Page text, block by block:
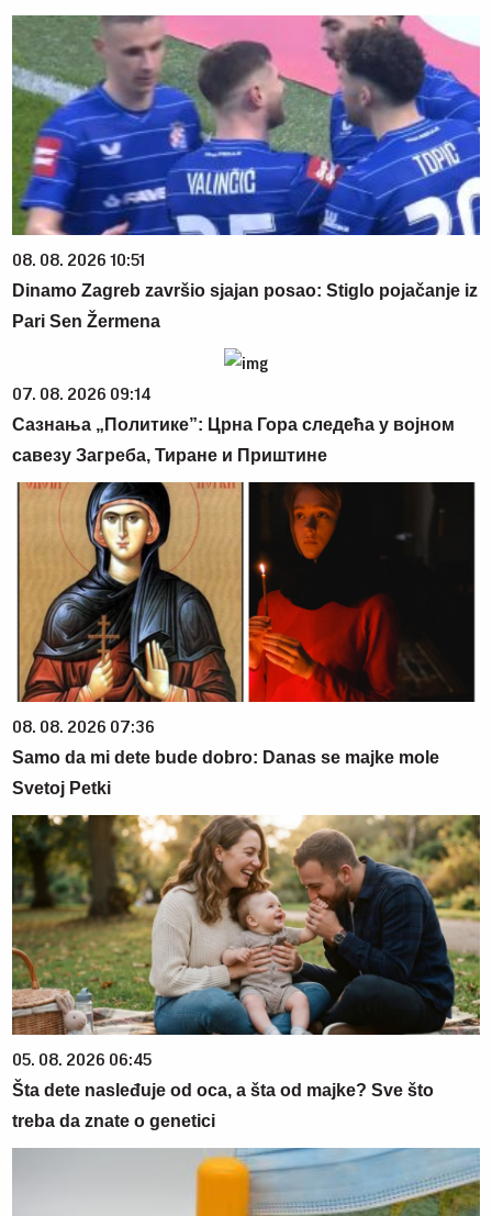
08. 08. 2026 10:51
Dinamo Zagreb završio sjajan posao: Stiglo pojačanje iz
Pari Sen Žermena
07. 08. 2026 09:14
Сазнања „Политике”: Црна Гора следећа у војном
савезу Загреба, Тиране и Приштине
08. 08. 2026 07:36
Samo da mi dete bude dobro: Danas se majke mole
Svetoj Petki
05. 08. 2026 06:45
Šta dete nasleđuje od oca, a šta od majke? Sve što
treba da znate o genetici